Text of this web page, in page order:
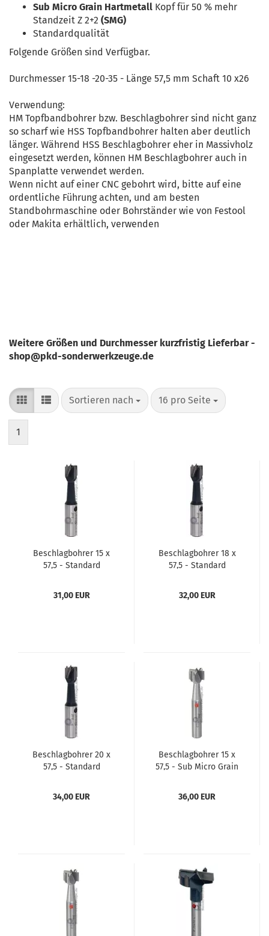
Sub Micro Grain Hartmetall Kopf für 50 % mehr
Standzeit Z 2+2 (SMG)
Standardqualität
Folgende Größen sind Verfügbar.
Durchmesser 15-18 -20-35 - Länge 57,5 mm Schaft 10 x26
Verwendung:
HM Topfbandbohrer bzw. Beschlagbohrer sind nicht ganz
so scharf wie HSS Topfbandbohrer halten aber deutlich
länger. Während HSS Beschlagbohrer eher in Massivholz
eingesetzt werden, können HM Beschlagbohrer auch in
Spanplatte verwendet werden.
Wenn nicht auf einer CNC gebohrt wird, bitte auf eine
ordentliche Führung achten, und am besten
Standbohrmaschine oder Bohrständer wie von Festool
oder Makita erhältlich, verwenden
Weitere Größen und Durchmesser kurzfristig Lieferbar -
shop@pkd-sonderwerkzeuge.de
Sortieren nach
Sortieren nach 16 pro Seite
pro Seite
1
Beschlagbohrer 15 x
57,5 - Standard
31,00 EUR
Beschlagbohrer 18 x
57,5 - Standard
32,00 EUR
Beschlagbohrer 20 x
57,5 - Standard
34,00 EUR
Beschlagbohrer 15 x
57,5 - Sub Micro Grain
36,00 EUR